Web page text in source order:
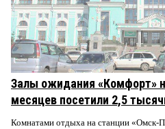
Залы ожидания «Комфорт»
месяцев посетили 2,5
Комнатами отдыха на станции «Омск-